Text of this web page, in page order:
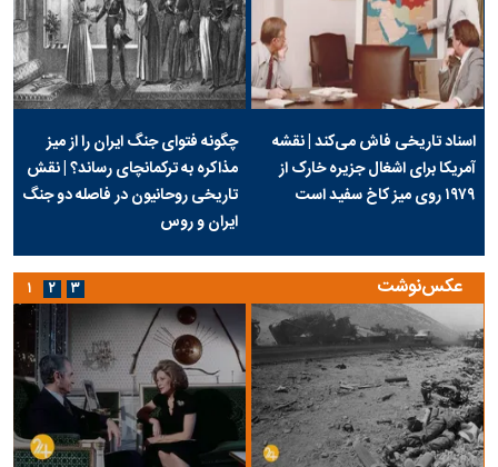
اسناد تاریخی فاش می‌کند | نقشه
آمریکا برای اشغال جزیره خارک از
۱۹۷۹ روی میز کاخ سفید است
چگونه فتوای جنگ ایران را از میز
مذاکره به ترکمانچای رساند؟ | نقش
تاریخی روحانیون در فاصله دو جنگ
ایران و روس
عکس‌نوشت ۱ ۲ ۳